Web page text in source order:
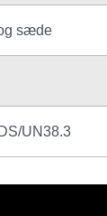
sæde
UN38.3